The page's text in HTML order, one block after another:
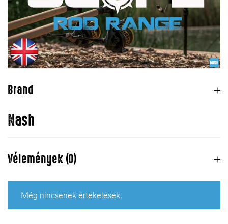
Brand
Nash
Vélemények (0)
Még nincsenek értékelések.